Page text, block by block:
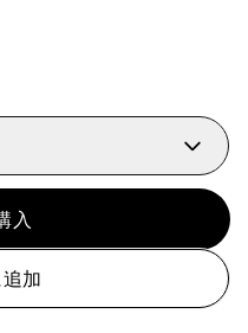
入
加